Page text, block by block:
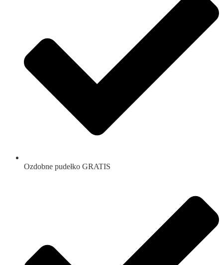
Ozdobne pudełko GRATIS